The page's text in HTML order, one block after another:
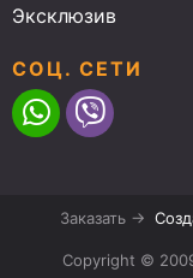
Эксклюзив
СОЦ. СЕТИ
Заказать →
Copyright ©